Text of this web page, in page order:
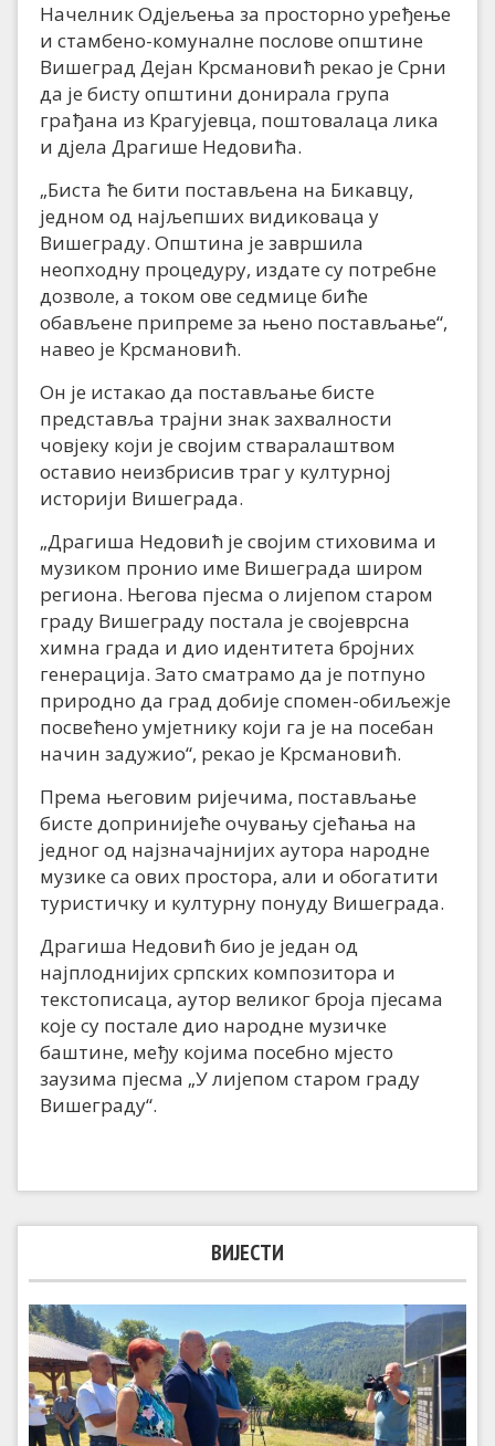
Начелник Од‌јељења за просторно уређење
и стамбено-комуналне послове општине
Вишеград Дејан Крсмановић рекао је Срни
да је бисту општини донирала група
грађана из Крагујевца, поштовалаца лика
и д‌јела Драгише Недовића.
„Биста ће бити постављена на Бикавцу,
једном од најљепших видиковаца у
Вишеграду. Општина је завршила
неопходну процедуру, издате су потребне
дозволе, а током ове седмице биће
обављене припреме за њено постављање“,
навео је Крсмановић.
Он је истакао да постављање бисте
представља трајни знак захвалности
човјеку који је својим стваралаштвом
оставио неизбрисив траг у културној
историји Вишеграда.
„Драгиша Недовић је својим стиховима и
музиком пронио име Вишеграда широм
региона. Његова пјесма о лијепом старом
граду Вишеграду постала је својеврсна
химна града и дио идентитета бројних
генерација. Зато сматрамо да је потпуно
природно да град добије спомен-обиљежје
посвећено умјетнику који га је на посебан
начин задужио“, рекао је Крсмановић.
Према његовим ријечима, постављање
бисте допринијеће очувању сјећања на
једног од најзначајнијих аутора народне
музике са ових простора, али и обогатити
туристичку и културну понуду Вишеграда.
Драгиша Недовић био је један од
најплоднијих српских композитора и
текстописаца, аутор великог броја пјесама
које су постале дио народне музичке
баштине, међу којима посебно мјесто
заузима пјесма „У лијепом старом граду
Вишеграду“.
ВИЈЕСТИ